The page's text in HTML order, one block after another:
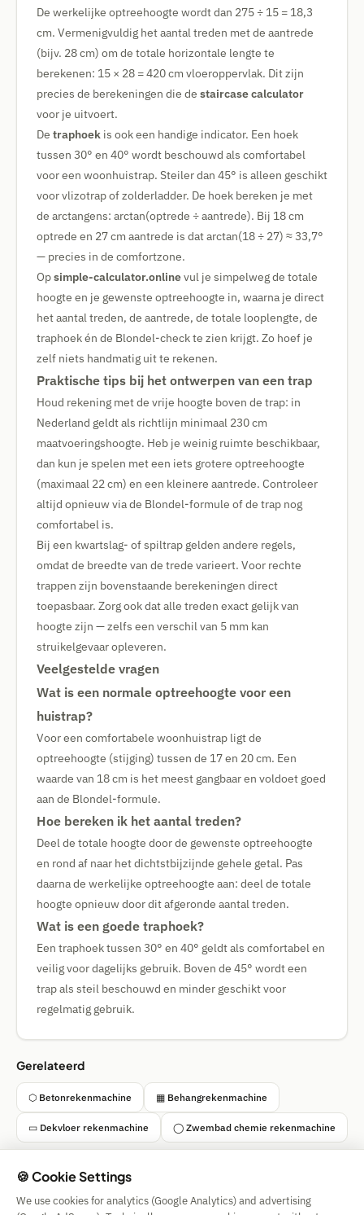
De werkelijke optreehoogte wordt dan 275 ÷ 15 = 18,3
cm. Vermenigvuldig het aantal treden met de aantrede
(bijv. 28 cm) om de totale horizontale lengte te
berekenen: 15 × 28 = 420 cm vloeroppervlak. Dit zijn
precies de berekeningen die de staircase calculator
voor je uitvoert.
De traphoek is ook een handige indicator. Een hoek
tussen 30° en 40° wordt beschouwd als comfortabel
voor een woonhuistrap. Steiler dan 45° is alleen geschikt
voor vlizotrap of zolderladder. De hoek bereken je met
de arctangens: arctan(optrede ÷ aantrede). Bij 18 cm
optrede en 27 cm aantrede is dat arctan(18 ÷ 27) ≈ 33,7°
— precies in de comfortzone.
Opsimple-calculator.onlinevul je simpelweg de totale
hoogte en je gewenste optreehoogte in, waarna je direct
het aantal treden, de aantrede, de totale looplengte, de
traphoek én de Blondel-check te zien krijgt. Zo hoef je
zelf niets handmatig uit te rekenen.
Praktische tips bij het ontwerpen van een trap
Houd rekening met de vrije hoogte boven de trap: in
Nederland geldt als richtlijn minimaal 230 cm
maatvoeringshoogte. Heb je weinig ruimte beschikbaar,
dan kun je spelen met een iets grotere optreehoogte
(maximaal 22 cm) en een kleinere aantrede. Controleer
altijd opnieuw via de Blondel-formule of de trap nog
comfortabel is.
Bij een kwartslag- of spiltrap gelden andere regels,
omdat de breedte van de trede varieert. Voor rechte
trappen zijn bovenstaande berekeningen direct
toepasbaar. Zorg ook dat alle treden exact gelijk van
hoogte zijn — zelfs een verschil van 5 mm kan
struikelgevaar opleveren.
Veelgestelde vragen
Wat is een normale optreehoogte voor een
huistrap?
Voor een comfortabele woonhuistrap ligt de
optreehoogte (stijging) tussen de 17 en 20 cm. Een
waarde van 18 cm is het meest gangbaar en voldoet goed
aan de Blondel-formule.
Hoe bereken ik het aantal treden?
Deel de totale hoogte door de gewenste optreehoogte
en rond af naar het dichtstbijzijnde gehele getal. Pas
daarna de werkelijke optreehoogte aan: deel de totale
hoogte opnieuw door dit afgeronde aantal treden.
Wat is een goede traphoek?
Een traphoek tussen 30° en 40° geldt als comfortabel en
veilig voor dagelijks gebruik. Boven de 45° wordt een
trap als steil beschouwd en minder geschikt voor
regelmatig gebruik.
Gerelateerd
⬡ Betonrekenmachine ▦ Behangrekenmachine
▭ Dekvloer rekenmachine ◯ Zwembad chemie rekenmachine
Simple Calculator
🍪 Cookie Settings
We use cookies for analytics (Google Analytics) and advertising